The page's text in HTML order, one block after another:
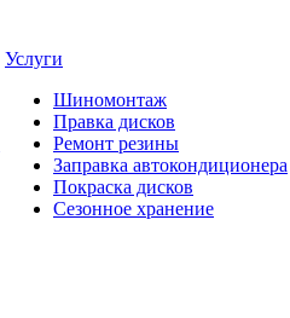
Услуги
Шиномонтаж
Правка дисков
Ремонт резины
Заправка автокондиционера
Покраска дисков
Сезонное хранение